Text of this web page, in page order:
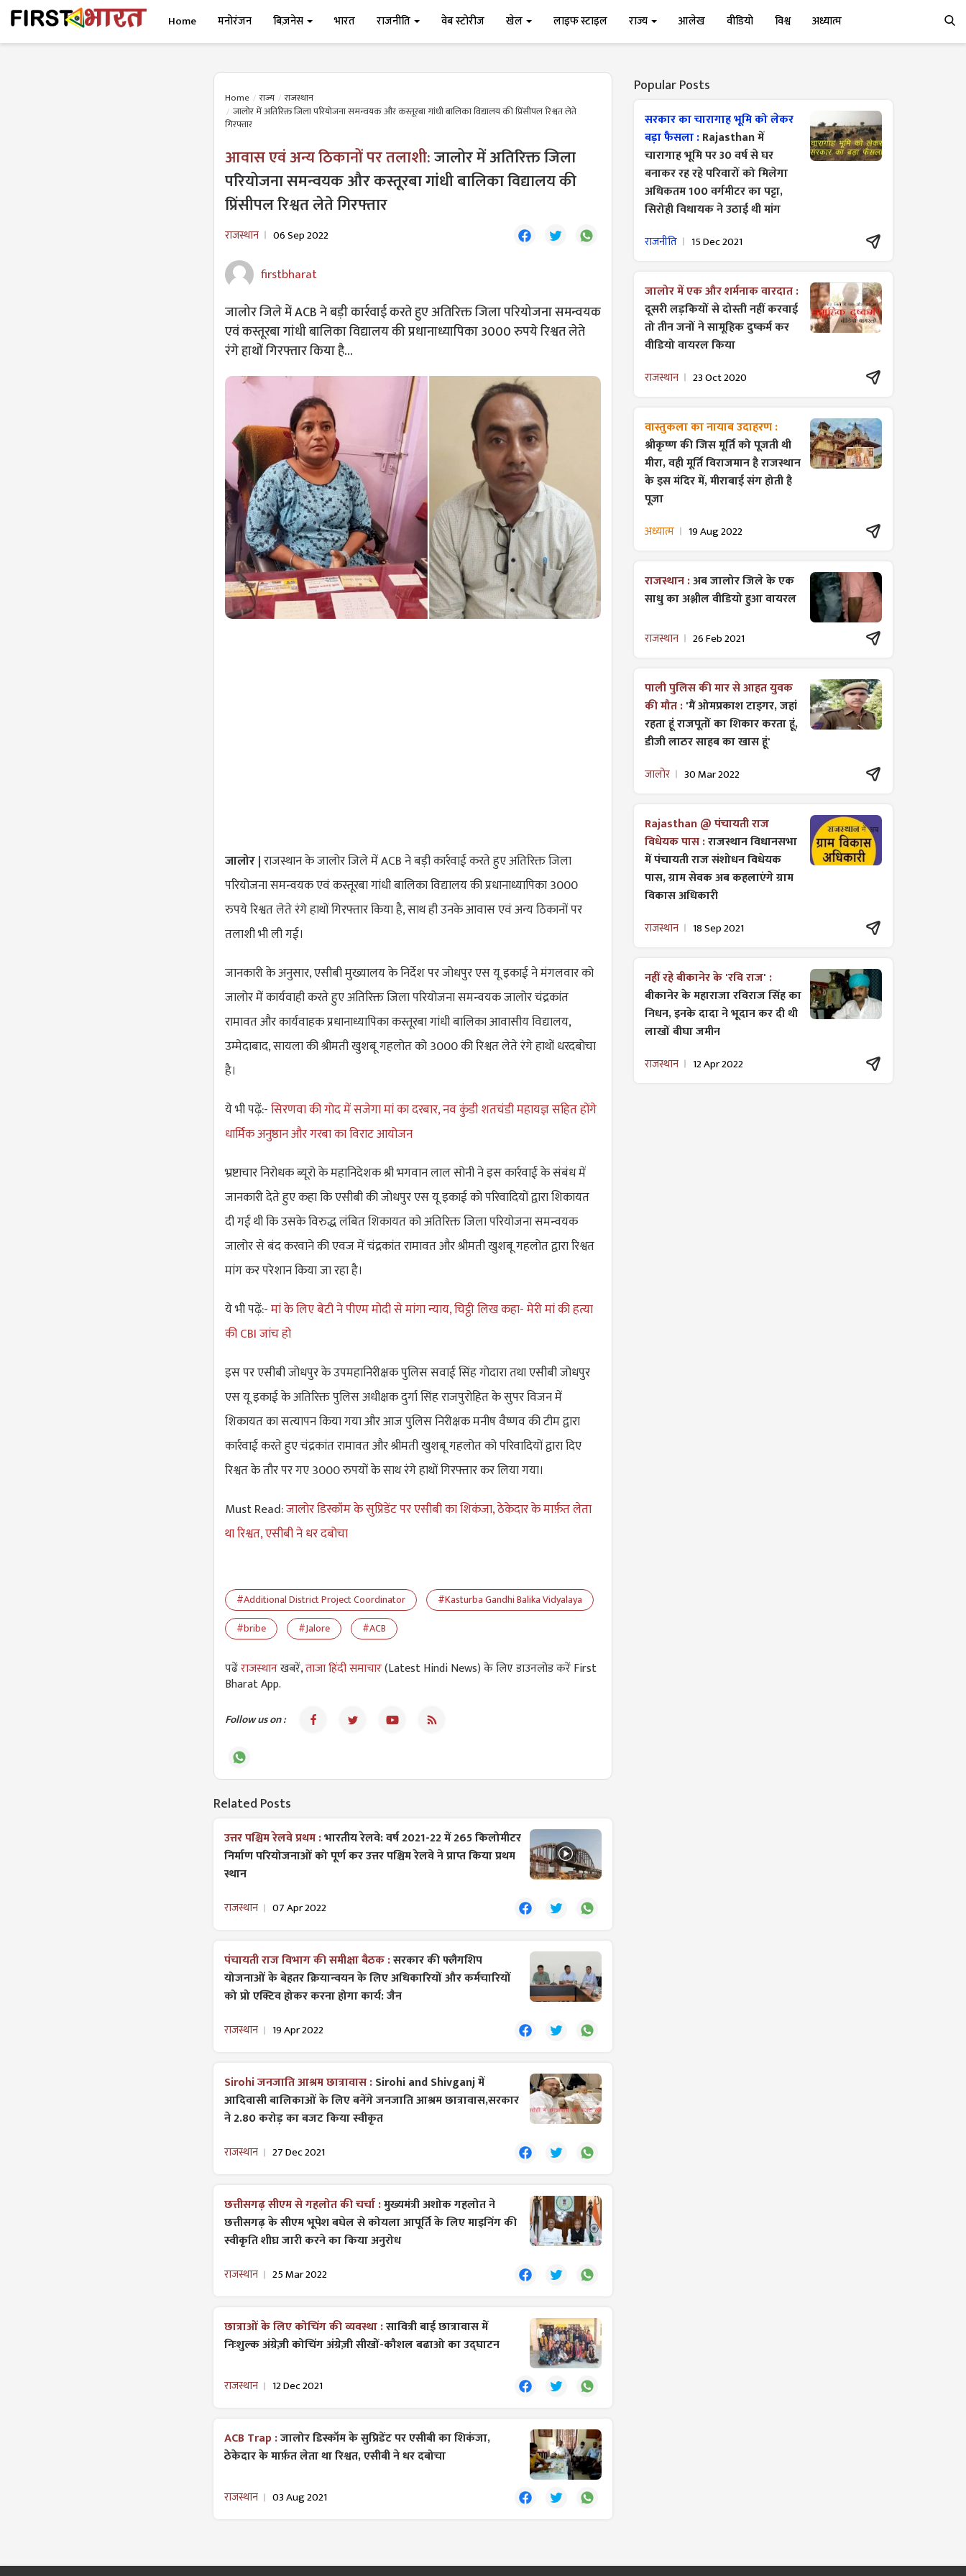
Home मनोरंजन बिज़नेस भारत राजनीति वेब स्टोरीज खेल लाइफ स्टाइल राज्य आलेख वीडियो विश्व अध्यात्म
Home राज्य
राजस्थान
जालोर में अतिरिक्त जिला परियोजना समन्वयक और कस्तूरबा गांधी बालिका विद्यालय की प्रिंसीपल रिश्वत लेते
गिरफ्तार
आवास एवं अन्य ठिकानों पर तलाशी:जालोर में अतिरिक्त जिला
परियोजना समन्वयक और कस्तूरबा गांधी बालिका विद्यालय की
प्रिंसीपल रिश्वत लेते गिरफ्तार
राजस्थान 06 Sep 2022
firstbharat
जालोर जिले में ACB ने बड़ी कार्रवाई करते हुए अतिरिक्त जिला परियोजना समन्वयक
एवं कस्तूरबा गांधी बालिका विद्यालय की प्रधानाध्यापिका 3000 रुपये रिश्वत लेते
रंगे हाथों गिरफ्तार किया है...
जालोर |राजस्थान के जालोर जिले में ACB ने बड़ी कार्रवाई करते हुए अतिरिक्त जिला
परियोजना समन्वयक एवं कस्तूरबा गांधी बालिका विद्यालय की प्रधानाध्यापिका 3000
रुपये रिश्वत लेते रंगे हाथों गिरफ्तार किया है, साथ ही उनके आवास एवं अन्य ठिकानों पर
तलाशी भी ली गई।
जानकारी के अनुसार, एसीबी मुख्यालय के निर्देश पर जोधपुर एस यू इकाई ने मंगलवार को
जालोर में कार्यवाही करते हुए अतिरिक्त जिला परियोजना समन्वयक जालोर चंद्रकांत
रामावत और कार्यवाहक प्रधानाध्यापिका कस्तूरबा गांधी बालिका आवासीय विद्यालय,
उम्मेदाबाद, सायला की श्रीमती खुशबू गहलोत को 3000 की रिश्वत लेते रंगे हाथों धरदबोचा
है।
ये भी पढ़ें:-सिरणवा की गोद में सजेगा मां का दरबार, नव कुंडी शतचंडी महायज्ञ सहित होंगे
धार्मिक अनुष्ठान और गरबा का विराट आयोजन
भ्रष्टाचार निरोधक ब्यूरो के महानिदेशक श्री भगवान लाल सोनी ने इस कार्रवाई के संबंध में
जानकारी देते हुए कहा कि एसीबी की जोधपुर एस यू इकाई को परिवादियों द्वारा शिकायत
दी गई थी कि उसके विरुद्ध लंबित शिकायत को अतिरिक्त जिला परियोजना समन्वयक
जालोर से बंद करवाने की एवज में चंद्रकांत रामावत और श्रीमती खुशबू गहलोत द्वारा रिश्वत
मांग कर परेशान किया जा रहा है।
ये भी पढ़ें:-मां के लिए बेटी ने पीएम मोदी से मांगा न्याय, चिट्ठी लिख कहा- मेरी मां की हत्या
की CBI जांच हो
इस पर एसीबी जोधपुर के उपमहानिरीक्षक पुलिस सवाई सिंह गोदारा तथा एसीबी जोधपुर
एस यू इकाई के अतिरिक्त पुलिस अधीक्षक दुर्गा सिंह राजपुरोहित के सुपर विजन में
शिकायत का सत्यापन किया गया और आज पुलिस निरीक्षक मनीष वैष्णव की टीम द्वारा
कार्रवाई करते हुए चंद्रकांत रामावत और श्रीमती खुशबू गहलोत को परिवादियों द्वारा दिए
रिश्वत के तौर पर गए 3000 रुपयों के साथ रंगे हाथों गिरफ्तार कर लिया गया।
Must Read:जालोर डिस्कॉम के सुप्रिडेंट पर एसीबी का शिकंजा, ठेकेदार के मार्फ़त लेता
था रिश्वत, एसीबी ने धर दबोचा
#Additional District Project Coordinator
#Kasturba Gandhi Balika Vidyalaya
#bribe
#Jalore #ACB
पढेंराजस्थानखबरें,ताजा हिंदी समाचार(Latest Hindi News) के लिए डाउनलोड करें First
Bharat App.
Follow us on :
Related Posts
उत्तर पश्चिम रेलवे प्रथम :भारतीय रेलवे: वर्ष 2021-22 में 265 किलोमीटर
निर्माण परियोजनाओं को पूर्ण कर उत्तर पश्चिम रेलवे ने प्राप्त किया प्रथम
स्थान
राजस्थान 07 Apr 2022
पंचायती राज विभाग की समीक्षा बैठक :सरकार की फ्लैगशिप
योजनाओं के बेहतर ​क्रियान्वयन के लिए अधिकारियों और कर्मचारियों
को प्रो एक्टिव होकर करना होगा कार्य: जैन
राजस्थान 19 Apr 2022
Sirohi जनजाति आश्रम छात्रावास :Sirohi and Shivganj में
आदिवासी ​बालिकाओं के लिए बनेंगे जनजाति आश्रम छात्रावास,सरकार
ने 2.80 करोड़ का बजट किया स्वीकृत
राजस्थान 27 Dec 2021
छत्तीसगढ़ सीएम से गहलोत की चर्चा :मुख्यमंत्री अशोक गहलोत ने
छत्तीसगढ़ के सीएम भूपेश बघेल से कोयला आपूर्ति के लिए माइनिंग की
स्वीकृति शीघ्र जारी करने का किया अनुरोध
राजस्थान 25 Mar 2022
छात्राओं के लिए कोचिंग की व्यवस्था :सावित्री बाई छात्रावास में
निःशुल्क अंग्रेज़ी कोचिंग अंग्रेज़ी सीखों-कौशल बढाओ का उद्घाटन
राजस्थान 12 Dec 2021
ACB Trap :जालोर डिस्कॉम के सुप्रिडेंट पर एसीबी का शिकंजा,
ठेकेदार के मार्फ़त लेता था रिश्वत, एसीबी ने धर दबोचा
राजस्थान 03 Aug 2021
Popular Posts
सरकार का चारागाह भूमि को लेकर
बड़ा फैसला :Rajasthan में
चारागाह भूमि पर 30 वर्ष से घर
बनाकर रह रहे परिवारों को मिलेगा
अधिकतम 100 वर्गमीटर का पट्टा,
सिरोही विधायक ने उठाई थी मांग
राजनीति 15 Dec 2021
जालोर में एक और शर्मनाक वारदात :
दूसरी लड़कियों से दोस्ती नहीं करवाई
तो तीन जनों ने सामूहिक दुष्कर्म कर
वीडियो वायरल किया
राजस्थान 23 Oct 2020
वास्तुकला का नायाब उदाहरण :
श्रीकृष्ण की जिस मूर्ति को पूजती थी
मीरा, वही मूर्ति विराजमान है राजस्थान
के इस मंदिर में, मीराबाई संग होती है
पूजा
अध्यात्म 19 Aug 2022
राजस्थान :अब जालोर जिले के एक
साधु का अश्लील वीडियो हुआ वायरल
राजस्थान 26 Feb 2021
पाली पुलिस की मार से आहत युवक
की मौत :'मैं ओमप्रकाश टाइगर, जहां
रहता हूं राजपूतों का शिकार करता हूं,
डीजी लाठर साहब का खास हूं'
जालोर 30 Mar 2022
Rajasthan @ पंचायती राज
विधेयक पास :राजस्थान विधानसभा
में पंचायती राज ​संशोधन विधेयक
पास, ग्राम सेवक अब कहलाएंगे ग्राम
विकास अधिकारी
राजस्थान 18 Sep 2021
नहीं रहे बीकानेर के 'रवि राज' :
बीकानेर के महाराजा रविराज सिंह का
निधन, इनके दादा ने भूदान कर दी थी
लाखों बीघा जमीन
राजस्थान 12 Apr 2022